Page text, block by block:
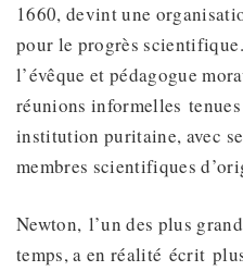
1660, devint une
pour le progrès
l’évêque et pédagogue
réunions informelles
institution puritaine, avec
membres scientifiques
Newton, l’un des plus
temps, a en réalité écrit